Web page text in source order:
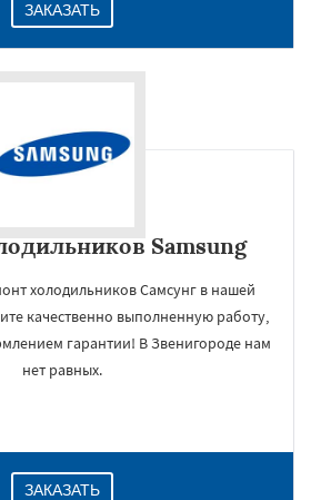
ЗАКАЗАТЬ
Samsung
холодильников Самсунг в нашей
качественно выполненную работу,
гарантии! В Звенигороде нам
нет равных.
ЗАКАЗАТЬ